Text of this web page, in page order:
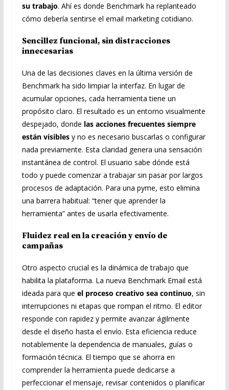
su trabajo. Ahí es donde Benchmark ha replanteado
cómo debería sentirse el email marketing cotidiano.
Sencillez funcional, sin distracciones
innecesarias
Una de las decisiones claves en la última versión de
Benchmark ha sido limpiar la interfaz. En lugar de
acumular opciones, cada herramienta tiene un
propósito claro. El resultado es un entorno visualmente
despejado, donde las acciones frecuentes siempre
están visiblesy no es necesario buscarlas o configurar
nada previamente. Esta claridad genera una sensación
instantánea de control. El usuario sabe dónde está
todo y puede comenzar a trabajar sin pasar por largos
procesos de adaptación. Para una pyme, esto elimina
una barrera habitual: “tener que aprender la
herramienta” antes de usarla efectivamente.
Fluidez real en la creación y envío de
campañas
Otro aspecto crucial es la dinámica de trabajo que
habilita la plataforma. La nueva Benchmark Email está
ideada para que el proceso creativo sea continuo, sin
interrupciones ni etapas que rompan el ritmo. El editor
responde con rapidez y permite avanzar ágilmente
desde el diseño hasta el envío. Esta eficiencia reduce
notablemente la dependencia de manuales, guías o
formación técnica. El tiempo que se ahorra en
comprender la herramienta puede dedicarse a
perfeccionar el mensaje, revisar contenidos o planificar